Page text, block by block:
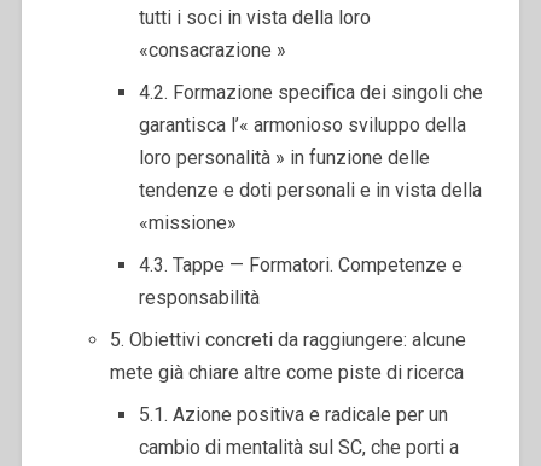
tutti i soci in vista della loro
«consacrazione »
4.2. Formazione specifica dei singoli che
garantisca l’« armonioso sviluppo della
loro personalità » in funzione delle
tendenze e doti personali e in vista della
«missione»
4.3. Tappe — Formatori. Competenze e
responsabilità
5. Obiettivi concreti da raggiungere: alcune
mete già chiare altre come piste di ricerca
5.1. Azione positiva e radicale per un
cambio di mentalità sul SC, che porti a